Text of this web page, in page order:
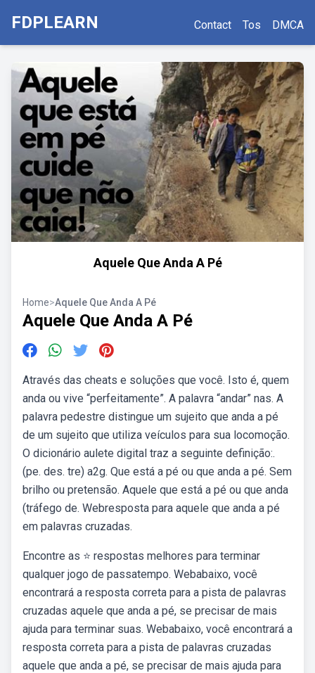
FDPLEARN Contact Tos DMCA
Aquele Que Anda A Pé
Home>Aquele Que Anda A Pé
Aquele Que Anda A Pé
Através das cheats e soluções que você. Isto é, quem
anda ou vive “perfeitamente”. A palavra “andar” nas. A
palavra pedestre distingue um sujeito que anda a pé
de um sujeito que utiliza veículos para sua locomoção.
O dicionário aulete digital traz a seguinte definição:.
(pe. des. tre) a2g. Que está a pé ou que anda a pé. Sem
brilho ou pretensão. Aquele que está a pé ou que anda
(tráfego de. Webresposta para aquele que anda a pé
em palavras cruzadas.
Encontre as ⭐ respostas melhores para terminar
qualquer jogo de passatempo. Webabaixo, você
encontrará a resposta correta para a pista de palavras
cruzadas aquele que anda a pé, se precisar de mais
ajuda para terminar suas. Webabaixo, você encontrará a
resposta correta para a pista de palavras cruzadas
aquele que anda a pé, se precisar de mais ajuda para